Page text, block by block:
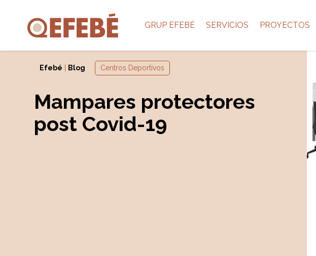
GRUP EFEBÉ SERVICIOS PROYECTOS
Efebé Blog Centros Deportivos
Mampares protectores
post Covid-19